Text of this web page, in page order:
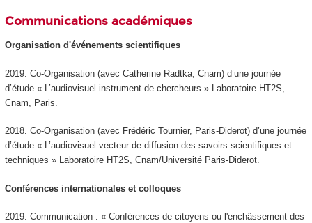
Communications académiques
Organisation d'événements scientifiques
2019. Co-Organisation (avec Catherine Radtka, Cnam) d’une journée
d’étude « L’audiovisuel instrument de chercheurs » Laboratoire HT2S,
Cnam, Paris.
2018. Co-Organisation (avec Frédéric Tournier, Paris-Diderot) d’une journée
d’étude « L’audiovisuel vecteur de diffusion des savoirs scientifiques et
techniques » Laboratoire HT2S, Cnam/Université Paris-Diderot.
Conférences internationales et colloques
2019. Communication : « Conférences de citoyens ou l'enchâssement des